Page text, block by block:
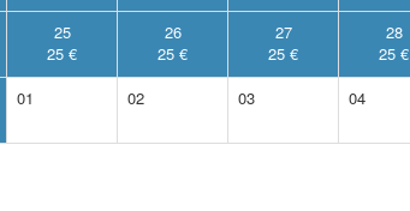
25
25 €
26
25 €
27
25 €
28
25 €
01 02 03 04